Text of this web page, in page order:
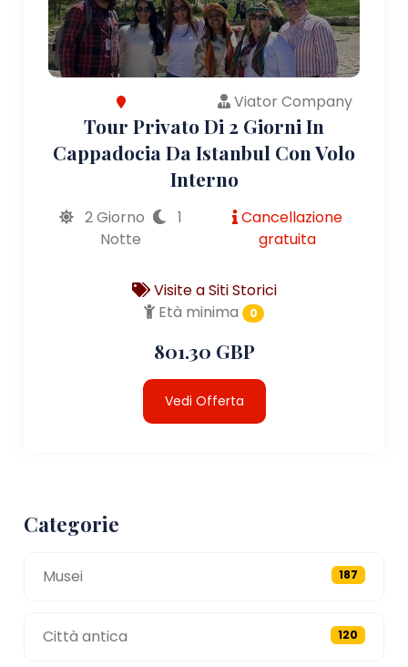
Viator Company
Tour Privato Di 2 Giorni In
Cappadocia Da Istanbul Con Volo
Interno
2 Giorno
1
Notte
Cancellazione
gratuita
Visite a Siti Storici
Età minima
0
801.30 GBP
Vedi Offerta
Categorie
Musei 187
Città antica 120